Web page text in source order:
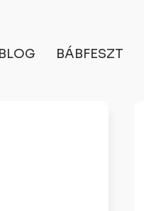
BLOG BÁBFESZT